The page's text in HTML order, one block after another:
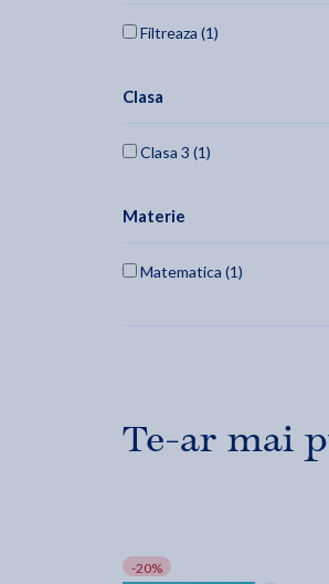
Filtreaza (1)
Clasa
Clasa 3 (1)
Materie
Matematica (1)
Te-ar mai
-20%